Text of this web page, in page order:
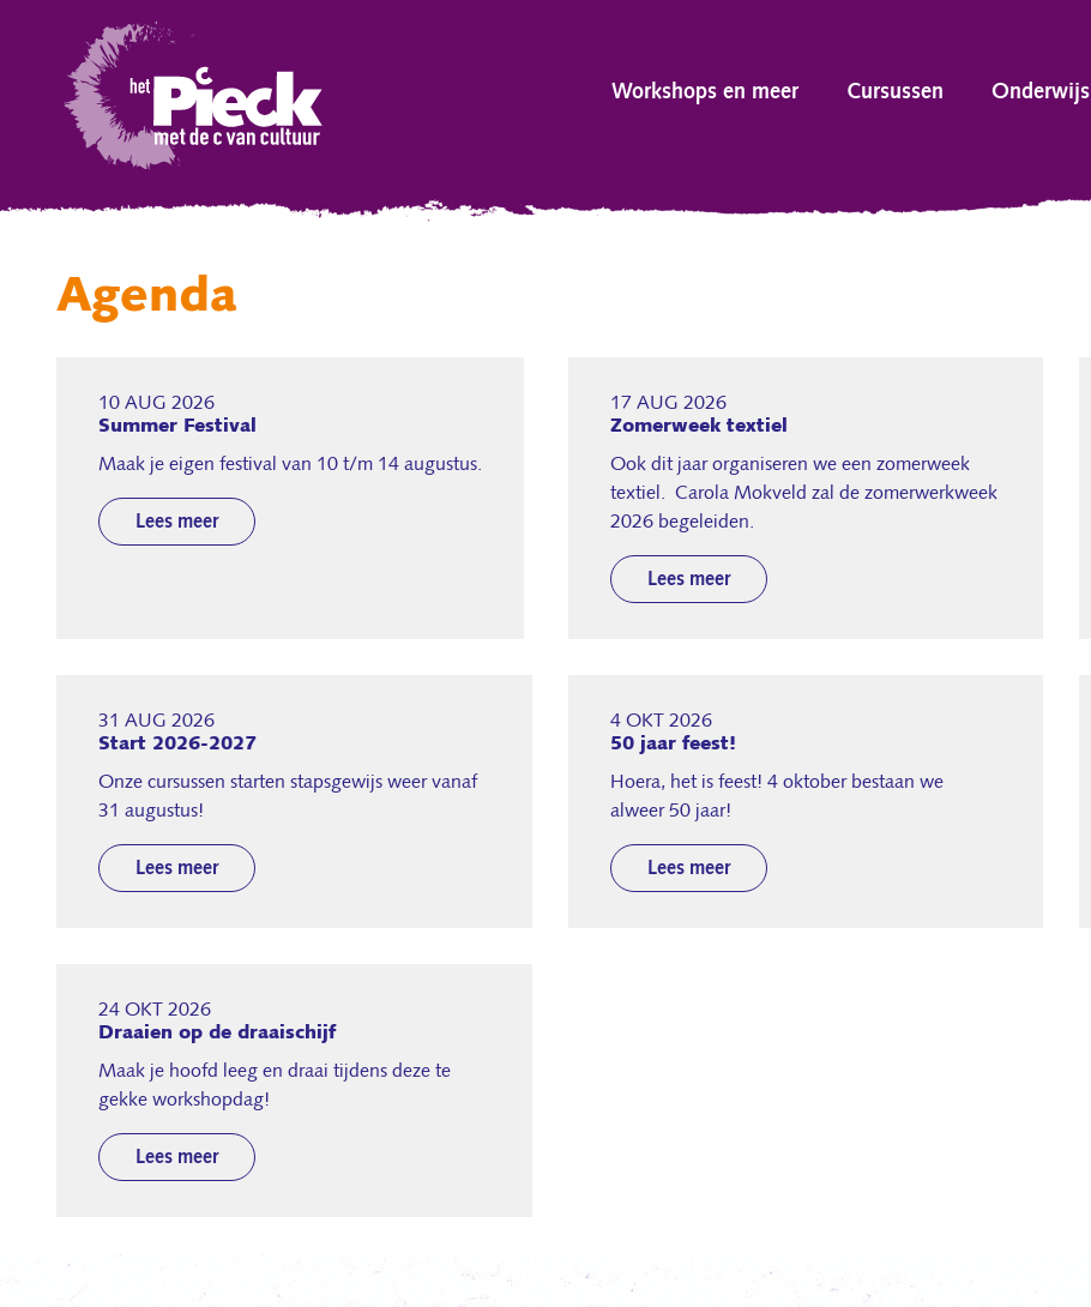
Workshops en meer Cursussen Onderwijs
Agenda
10 AUG 2026
Summer Festival
Maak je eigen festival van 10 t/m 14 augustus.
Lees meer
17 AUG 2026
Zomerweek textiel
Ook dit jaar organiseren we een zomerweek
textiel. Carola Mokveld zal de zomerwerkweek
2026 begeleiden.
Lees meer
31 AUG 2026
Start 2026-2027
Onze cursussen starten stapsgewijs weer vanaf
31 augustus!
Lees meer
4 OKT 2026
50 jaar feest!
Hoera, het is feest! 4 oktober bestaan we
alweer 50 jaar!
Lees meer
24 OKT 2026
Draaien op de draaischijf
Maak je hoofd leeg en draai tijdens deze te
gekke workshopdag!
Lees meer